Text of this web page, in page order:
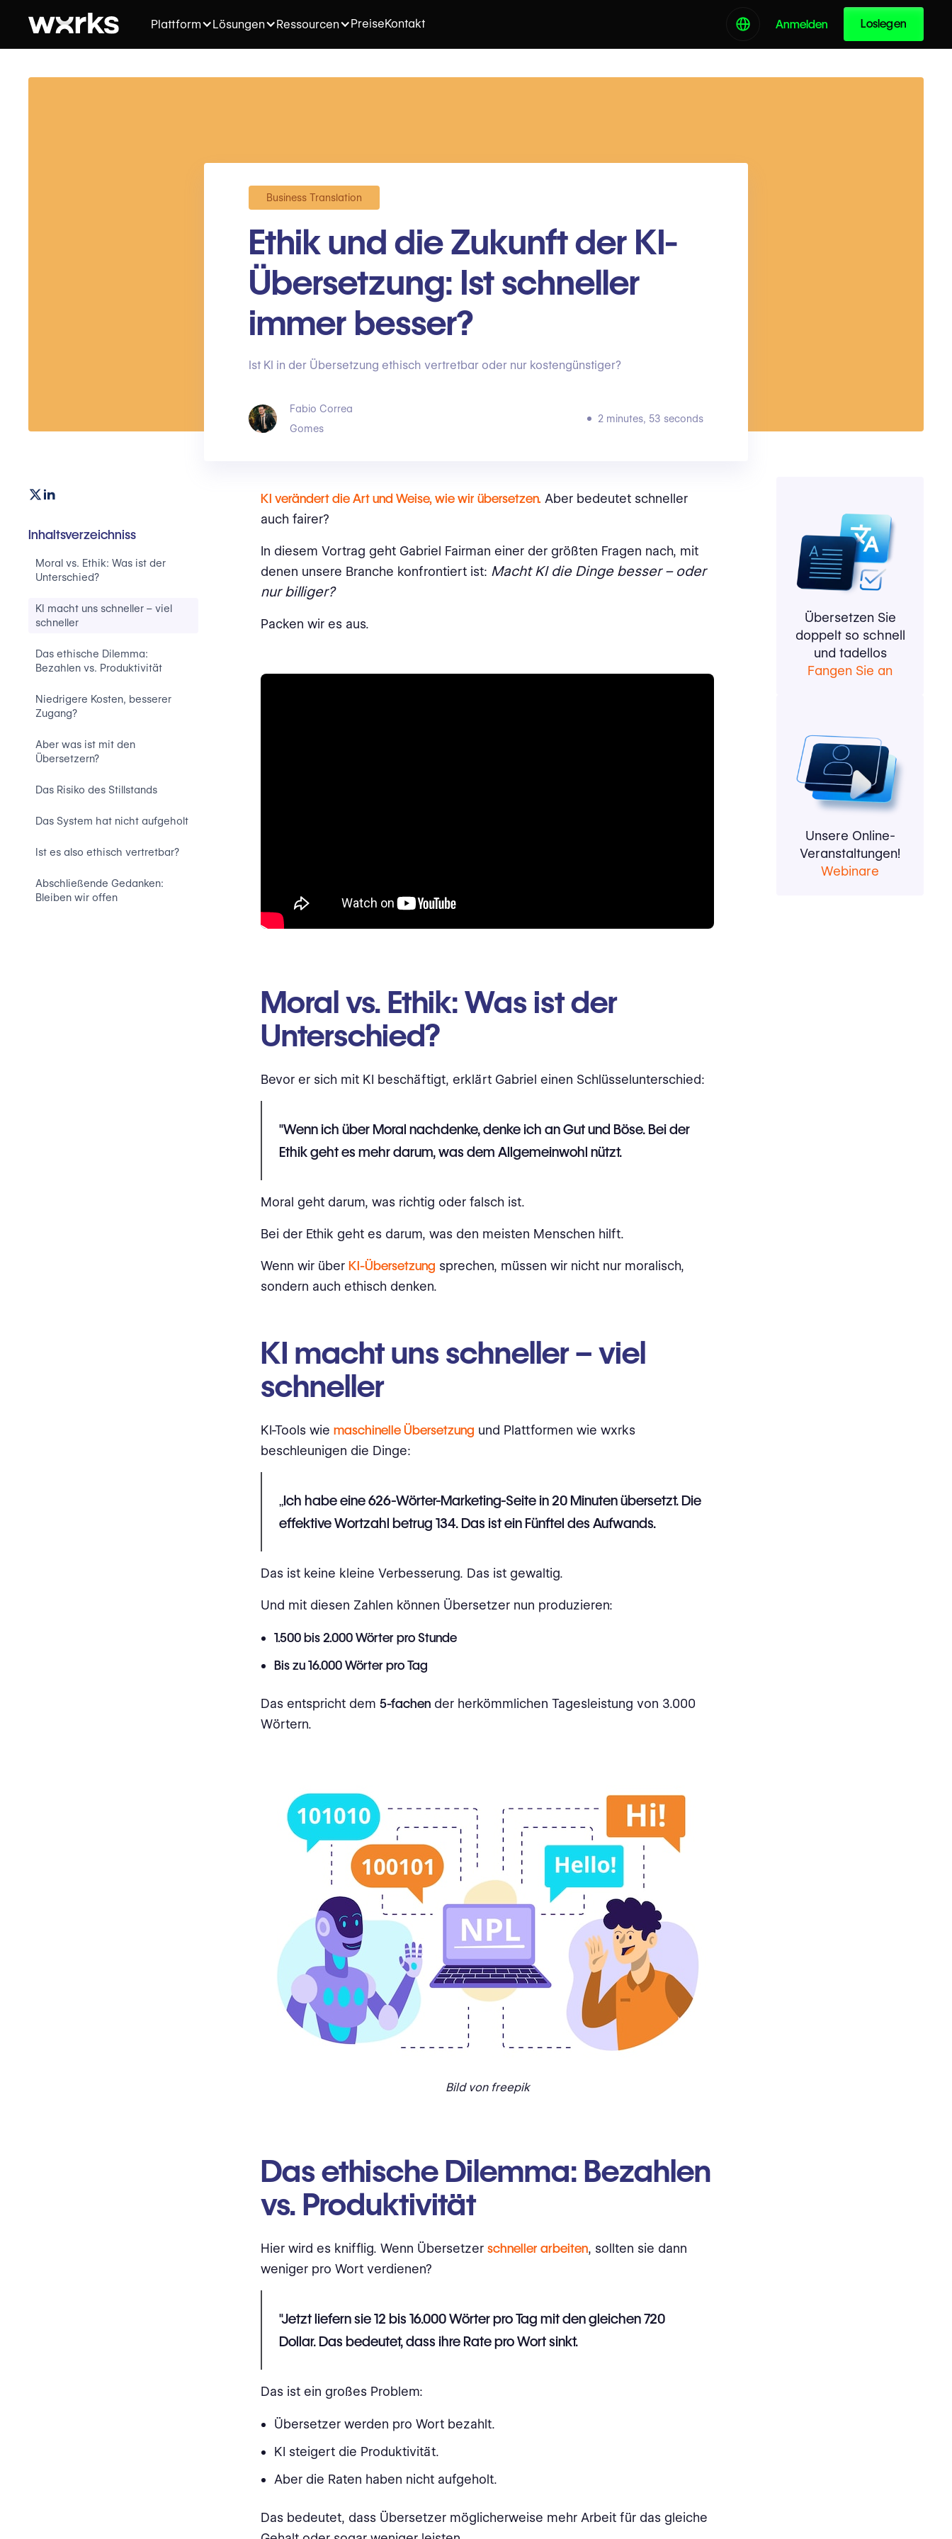
Plattform Lösungen Ressourcen PreiseKontakt Anmelden Loslegen
Business Translation
Ethik und die Zukunft der KI-
Übersetzung: Ist schneller
immer besser?
Ist KI in der Übersetzung ethisch vertretbar oder nur kostengünstiger?
Fabio Correa
Gomes
2 minutes, 53 seconds
Inhaltsverzeichniss
Moral vs. Ethik: Was ist der
Unterschied?
KI macht uns schneller – viel
schneller
Das ethische Dilemma:
Bezahlen vs. Produktivität
Niedrigere Kosten, besserer
Zugang?
Aber was ist mit den
Übersetzern?
Das Risiko des Stillstands
Das System hat nicht aufgeholt
Ist es also ethisch vertretbar?
Abschließende Gedanken:
Bleiben wir offen
KI verändert die Art und Weise, wie wir übersetzen. Aber bedeutet schneller
auch fairer?
In diesem Vortrag geht Gabriel Fairman einer der größten Fragen nach, mit
denen unsere Branche konfrontiert ist: Macht KI die Dinge besser – oder
nur billiger?
Packen wir es aus.
Moral vs. Ethik: Was ist der
Unterschied?
Bevor er sich mit KI beschäftigt, erklärt Gabriel einen Schlüsselunterschied:
"Wenn ich über Moral nachdenke, denke ich an Gut und Böse. Bei der
Ethik geht es mehr darum, was dem Allgemeinwohl nützt.
Moral geht darum, was richtig oder falsch ist.
Bei der Ethik geht es darum, was den meisten Menschen hilft.
Wenn wir über KI-Übersetzung sprechen, müssen wir nicht nur moralisch,
sondern auch ethisch denken.
KI macht uns schneller – viel
schneller
KI-Tools wie maschinelle Übersetzung und Plattformen wie wxrks
beschleunigen die Dinge:
„Ich habe eine 626-Wörter-Marketing-Seite in 20 Minuten übersetzt. Die
effektive Wortzahl betrug 134. Das ist ein Fünftel des Aufwands.
Das ist keine kleine Verbesserung. Das ist gewaltig.
Und mit diesen Zahlen können Übersetzer nun produzieren:
1.500 bis 2.000 Wörter pro Stunde
Bis zu 16.000 Wörter pro Tag
Das entspricht dem 5-fachen der herkömmlichen Tagesleistung von 3.000
Wörtern.
Bild von freepik
Das ethische Dilemma: Bezahlen
vs. Produktivität
Hier wird es knifflig. Wenn Übersetzer schneller arbeiten, sollten sie dann
weniger pro Wort verdienen?
"Jetzt liefern sie 12 bis 16.000 Wörter pro Tag mit den gleichen 720
Dollar. Das bedeutet, dass ihre Rate pro Wort sinkt.
Das ist ein großes Problem:
Übersetzer werden pro Wort bezahlt.
KI steigert die Produktivität.
Aber die Raten haben nicht aufgeholt.
Das bedeutet, dass Übersetzer möglicherweise mehr Arbeit für das gleiche
Übersetzen Sie
doppelt so schnell
und tadellos
Fangen Sie an
Unsere Online-
Veranstaltungen!
Webinare